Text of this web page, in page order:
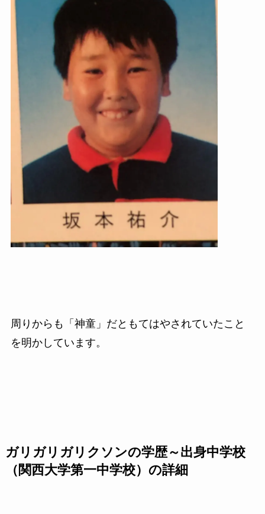
周りからも「神童」だともてはやされていたこと
を明かしています。
ガリガリガリクソンの学歴～出身中学校
（関西大学第一中学校）の詳細